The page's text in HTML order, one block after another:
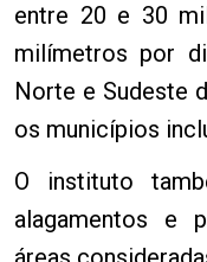
entre 20 e 30
milímetros por
Norte e Sudeste
os municípios
O instituto
alagamentos e